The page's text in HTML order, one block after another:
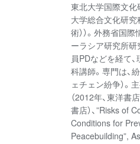
東北大学国際文化
大学総合文化研究
術））。外務省国
ーラシア研究所研
員PDなどを経て
科講師。専門は、
ェチェン紛争）。
（2012年、東洋書
書店）、”Risks of
Conditions for
Peacebuilding”,